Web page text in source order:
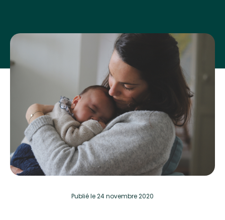
Publiéle 24 novembre 2020